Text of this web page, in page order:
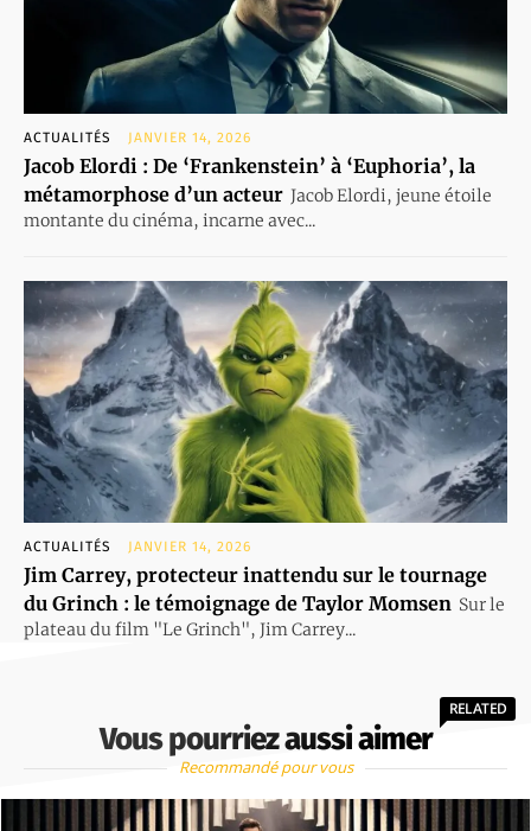
ACTUALITÉS JANVIER 14, 2026
Jacob Elordi : De ‘Frankenstein’ à ‘Euphoria’, la
métamorphose d’un acteur Jacob Elordi, jeune étoile
montante du cinéma, incarne avec...
ACTUALITÉS JANVIER 14, 2026
Jim Carrey, protecteur inattendu sur le tournage
du Grinch : le témoignage de Taylor Momsen Sur le
plateau du film "Le Grinch", Jim Carrey...
Vous pourriez aussi aimer
RELATED
Recommandé pour vous